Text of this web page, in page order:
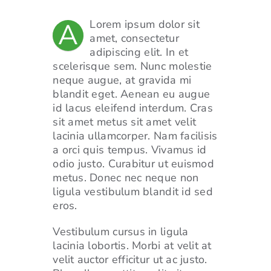
Workforce BC
A
Lorem ipsum dolor sit
amet, consectetur
adipiscing elit. In et
scelerisque sem. Nunc molestie
neque augue, at gravida mi
blandit eget. Aenean eu augue
id lacus eleifend interdum. Cras
sit amet metus sit amet velit
lacinia ullamcorper. Nam facilisis
a orci quis tempus. Vivamus id
odio justo. Curabitur ut euismod
metus. Donec nec neque non
ligula vestibulum blandit id sed
eros.
Vestibulum cursus in ligula
lacinia lobortis. Morbi at velit at
velit auctor efficitur ut ac justo.